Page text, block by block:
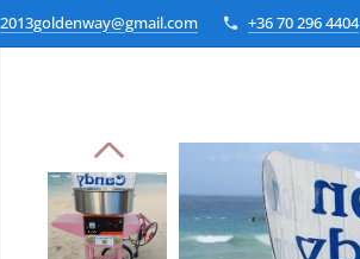
2013goldenway@gmail.com +36 70 296 4404